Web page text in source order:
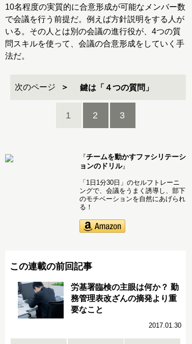
10名程度の実質的に合意形成が可能なメンバー数
で会議を行う前提だ。例えば方針説明をする人が
いる。その人とは別の会議の進行役が、4つの質
問スキルを使って、会議の合意形成をしていく手
法だ。
次のページ 鍵は「４つの質問」
1 2 3
『チームを動かすファシリテーシ
ョンのドリル』
「1日1分30日」のセルフトレーニ
ングで、会議をうまく誘導し、部下
のモチベーションを自然にあげられ
る！
この連載の前回記事
労基署臨検の主眼は何か？ 勤
務管理表改ざんの摘発より重
要なこと
2017.01.30